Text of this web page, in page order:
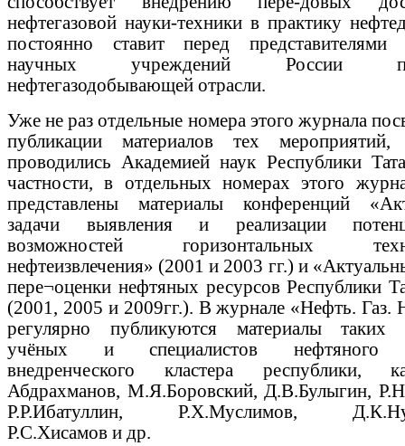
нефтегазовой науки-техники в практику
постоянно ставит перед представителями
научных учреждений России
нефтегазодобывающей отрасли.
Уже не раз отдельные номера этого журнала
публикации материалов тех мероприятий,
проводились Академией наук Республики
частности, в отдельных номерах этого
представлены материалы конференций
задачи выявления и реализации
возможностей горизонтальных
нефтеизвлечения» (2001 и 2003 гг.) и
пере¬оценки нефтяных ресурсов Республики
(2001, 2005 и 2009гг.). В журнале «Нефть. Газ.
регулярно публикуются материалы таких
учёных и специалистов нефтяного
внедренческого кластера республики,
Абдрахманов, М.Я.Боровский, Д.В.Булыгин,
Р.Р.Ибатуллин, Р.Х.Муслимов,
Р.С.Хисамов и др.